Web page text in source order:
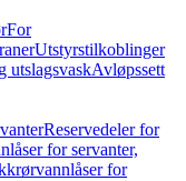
For
Utstyrstilkoblinger
utslagsvaskAvløpssett
Reservedeler for
for servanter,
for